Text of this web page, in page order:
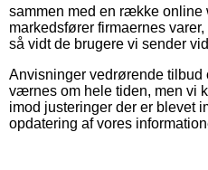
sammen med en række online
markedsfører firmaernes
så vidt de brugere vi sender
Anvisninger vedrørende tilbud
værnes om hele tiden, men vi
imod justeringer der er blevet
opdatering af vores